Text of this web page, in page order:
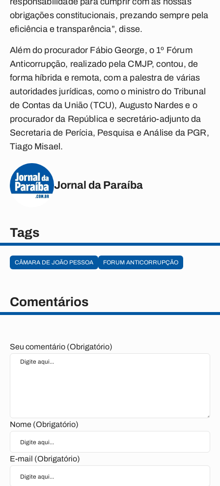
obrigações constitucionais, prezando sempre pela
eficiência e transparência”, disse.
Além do procurador Fábio George, o 1º Fórum
Anticorrupção, realizado pela CMJP, contou, de
forma híbrida e remota, com a palestra de várias
autoridades jurídicas, como o ministro do Tribunal
de Contas da União (TCU), Augusto Nardes e o
procurador da República e secretário-adjunto da
Secretaria de Perícia, Pesquisa e Análise da PGR,
Tiago Misael.
Jornal da Paraíba
Tags
CÂMARA DE JOÃO PESSOA FORUM ANTICORRUPÇÃO
Comentários
Seu comentário (Obrigatório)
Nome (Obrigatório)
E-mail (Obrigatório)